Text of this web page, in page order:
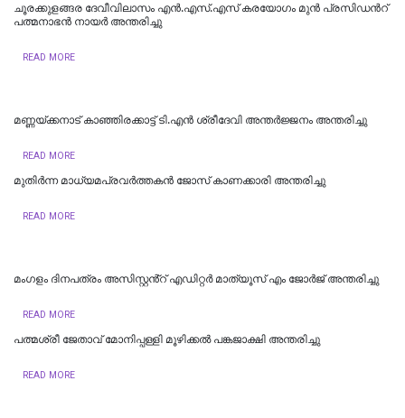
ചൂരക്കുളങ്ങര ദേവീവിലാസം എൻ.എസ്.എസ് കരയോഗം മുന്‍ പ്രസിഡന്‍റ്
പത്മനാഭൻ നായർ അന്തരിച്ചു
READ MORE
മണ്ണയ്ക്കനാട് കാഞ്ഞിരക്കാട്ട് ടി.എൻ ശ്രീദേവി അന്തർജ്ജനം അന്തരിച്ചു
READ MORE
മുതിർന്ന മാധ്യമപ്രവർത്തകൻ ജോസ് കാണക്കാരി അന്തരിച്ചു
READ MORE
മംഗളം ദിനപത്രം അസിസ്റ്റൻ്റ് എഡിറ്റർ മാത്യൂസ് എം ജോർജ് അന്തരിച്ചു
READ MORE
പത്മശ്രീ ജേതാവ് മോനിപ്പള്ളി മൂഴിക്കല്‍ പങ്കജാക്ഷി അന്തരിച്ചു
READ MORE